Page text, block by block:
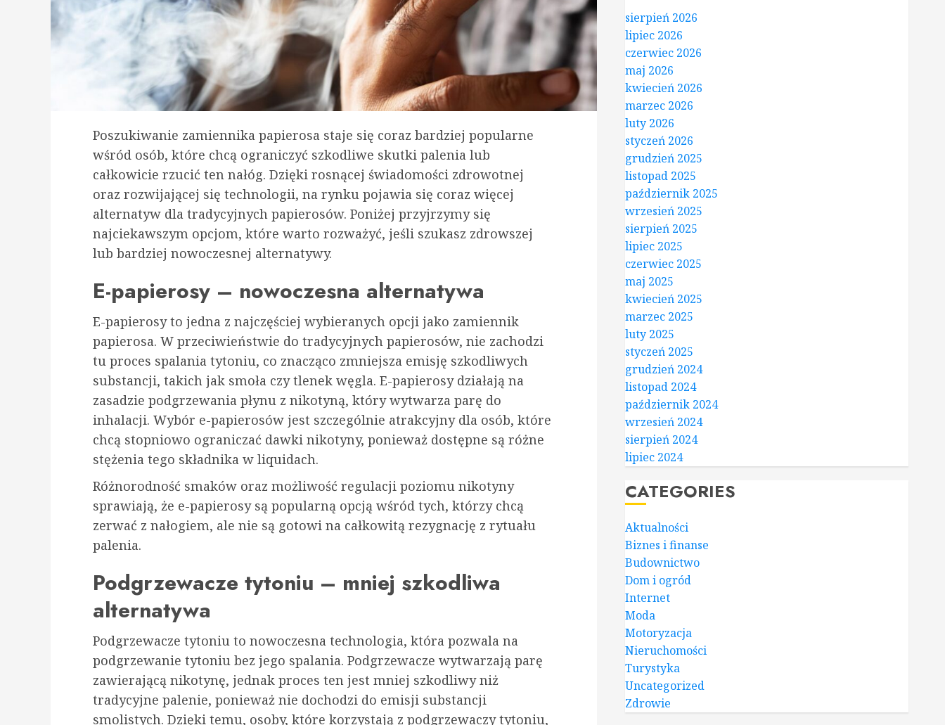
Poszukiwanie zamiennika papierosa staje się coraz bardziej popularne
wśród osób, które chcą ograniczyć szkodliwe skutki palenia lub
całkowicie rzucić ten nałóg. Dzięki rosnącej świadomości zdrowotnej
oraz rozwijającej się technologii, na rynku pojawia się coraz więcej
alternatyw dla tradycyjnych papierosów. Poniżej przyjrzymy się
najciekawszym opcjom, które warto rozważyć, jeśli szukasz zdrowszej
lub bardziej nowoczesnej alternatywy.
E-papierosy – nowoczesna alternatywa
E-papierosy to jedna z najczęściej wybieranych opcji jako zamiennik
papierosa. W przeciwieństwie do tradycyjnych papierosów, nie zachodzi
tu proces spalania tytoniu, co znacząco zmniejsza emisję szkodliwych
substancji, takich jak smoła czy tlenek węgla. E-papierosy działają na
zasadzie podgrzewania płynu z nikotyną, który wytwarza parę do
inhalacji. Wybór e-papierosów jest szczególnie atrakcyjny dla osób, które
chcą stopniowo ograniczać dawki nikotyny, ponieważ dostępne są różne
stężenia tego składnika w liquidach.
Różnorodność smaków oraz możliwość regulacji poziomu nikotyny
sprawiają, że e-papierosy są popularną opcją wśród tych, którzy chcą
zerwać z nałogiem, ale nie są gotowi na całkowitą rezygnację z rytuału
palenia.
Podgrzewacze tytoniu – mniej szkodliwa
alternatywa
Podgrzewacze tytoniu to nowoczesna technologia, która pozwala na
podgrzewanie tytoniu bez jego spalania. Podgrzewacze wytwarzają parę
zawierającą nikotynę, jednak proces ten jest mniej szkodliwy niż
tradycyjne palenie, ponieważ nie dochodzi do emisji substancji
smolistych. Dzięki temu, osoby, które korzystają z podgrzewaczy tytoniu,
sierpień 2026
lipiec 2026
czerwiec 2026
maj 2026
kwiecień 2026
marzec 2026
luty 2026
styczeń 2026
grudzień 2025
listopad 2025
październik 2025
wrzesień 2025
sierpień 2025
lipiec 2025
czerwiec 2025
maj 2025
kwiecień 2025
marzec 2025
luty 2025
styczeń 2025
grudzień 2024
listopad 2024
październik 2024
wrzesień 2024
sierpień 2024
lipiec 2024
CATEGORIES
Aktualności
Biznes i finanse
Budownictwo
Dom i ogród
Internet
Moda
Motoryzacja
Nieruchomości
Turystyka
Uncategorized
Zdrowie